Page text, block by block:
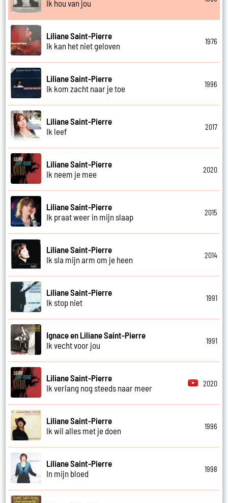
Ik hou van jou
Liliane Saint-Pierre
Ik kan het niet geloven
1976
Liliane Saint-Pierre
Ik kom zacht naar je toe
1996
Liliane Saint-Pierre
Ik leef
2017
Liliane Saint-Pierre
Ik neem je mee
2020
Liliane Saint-Pierre
Ik praat weer in mijn slaap
2015
Liliane Saint-Pierre
Ik sla mijn arm om je heen
2014
Liliane Saint-Pierre
Ik stop niet
1991
Ignace en Liliane Saint-Pierre
Ik vecht voor jou
1991
Liliane Saint-Pierre
Ik verlang nog steeds naar meer
2020
Liliane Saint-Pierre
Ik wil alles met je doen
1996
Liliane Saint-Pierre
In mijn bloed
1998